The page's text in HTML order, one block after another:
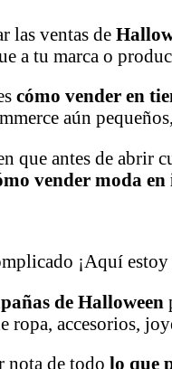
las ventas de
a tu marca o
cómo vender en
aún
que antes de abrir
vender moda
¡Aquí
de Halloween
ropa, accesorios,
nota de todo lo que